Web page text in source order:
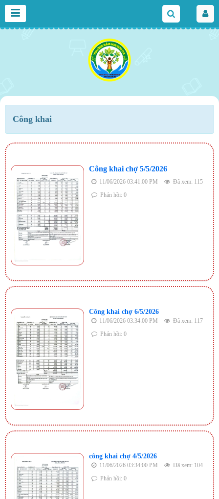
Công khai
Công khai chợ 5/5/2026
11/06/2026 03:41:00 PM
Đã xem: 115
Phản hồi: 0
Công khai chợ 6/5/2026
11/06/2026 03:34:00 PM
Đã xem: 117
Phản hồi: 0
công khai chợ 4/5/2026
11/06/2026 03:34:00 PM
Đã xem: 104
Phản hồi: 0